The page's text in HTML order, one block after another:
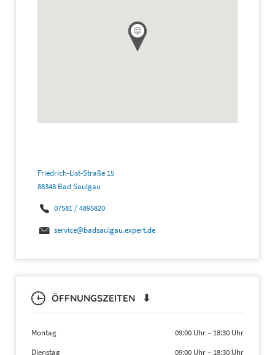
Friedrich-List-Straße 15
88348 Bad Saulgau
07581 / 4895820
service@badsaulgau.expert.de
ÖFFNUNGSZEITEN ⬇
Montag 09:00 Uhr– 18:30 Uhr
Dienstag
09:00 Uhr– 18:30 Uhr